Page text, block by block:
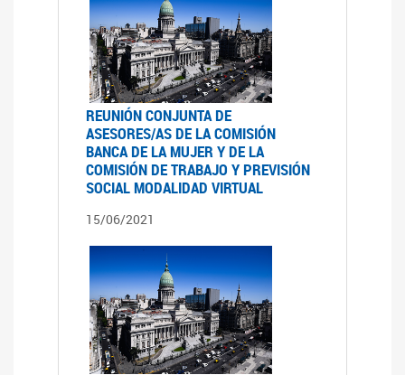
REUNIÓN CONJUNTA DE
ASESORES/AS DE LA COMISIÓN
BANCA DE LA MUJER Y DE LA
COMISIÓN DE TRABAJO Y PREVISIÓN
SOCIAL MODALIDAD VIRTUAL
15/06/2021